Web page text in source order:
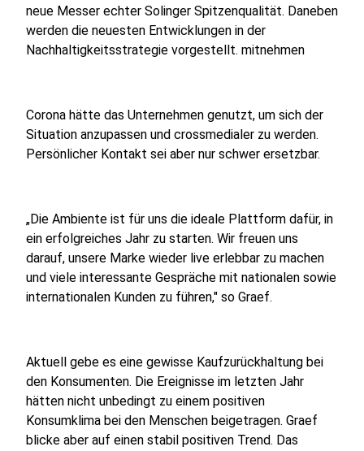
neue Messer echter Solinger Spitzenqualität. Daneben
werden die neuesten Entwicklungen in der
Nachhaltigkeitsstrategie vorgestellt. mitnehmen
Corona hätte das Unternehmen genutzt, um sich der
Situation anzupassen und crossmedialer zu werden.
Persönlicher Kontakt sei aber nur schwer ersetzbar.
„Die Ambiente ist für uns die ideale Plattform dafür, in
ein erfolgreiches Jahr zu starten. Wir freuen uns
darauf, unsere Marke wieder live erlebbar zu machen
und viele interessante Gespräche mit nationalen sowie
internationalen Kunden zu führen," so Graef.
Aktuell gebe es eine gewisse Kaufzurückhaltung bei
den Konsumenten. Die Ereignisse im letzten Jahr
hätten nicht unbedingt zu einem positiven
Konsumklima bei den Menschen beigetragen. Graef
blicke aber auf einen stabil positiven Trend. Das